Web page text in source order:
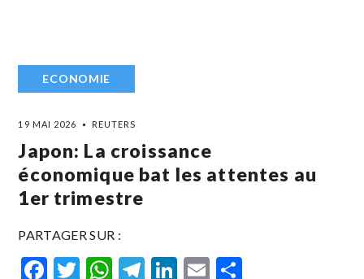
ECONOMIE
19 MAI 2026 REUTERS
Japon: La croissance
économique bat les attentes au
1er trimestre
PARTAGER SUR :
Facebook
Twitter
WhatsApp
Telegram
LinkedIn
Email